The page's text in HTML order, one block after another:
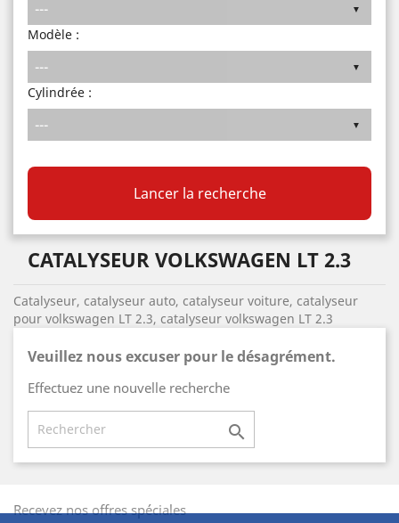
Modèle :
Cylindrée :
Lancer la recherche
CATALYSEUR VOLKSWAGEN LT 2.3
Catalyseur, catalyseur auto, catalyseur voiture, catalyseur
pour volkswagen LT 2.3, catalyseur volkswagen LT 2.3
Veuillez nous excuser pour le désagrément.
Effectuez une nouvelle recherche

Recevez nos offres spéciales